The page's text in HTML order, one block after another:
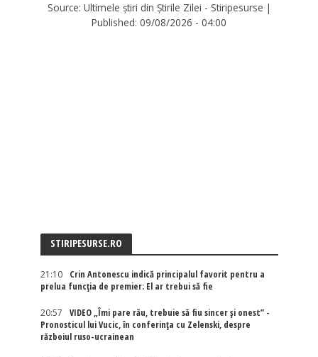
Source: Ultimele știri din Știrile Zilei - Stiripesurse |
Published: 09/08/2026 - 04:00
STIRIPESURSE.RO
21:10
Crin Antonescu indică principalul favorit pentru a
prelua funcția de premier: El ar trebui să fie
20:57
VIDEO „Îmi pare rău, trebuie să fiu sincer și onest” -
Pronosticul lui Vucic, în conferința cu Zelenski, despre
războiul ruso-ucrainean